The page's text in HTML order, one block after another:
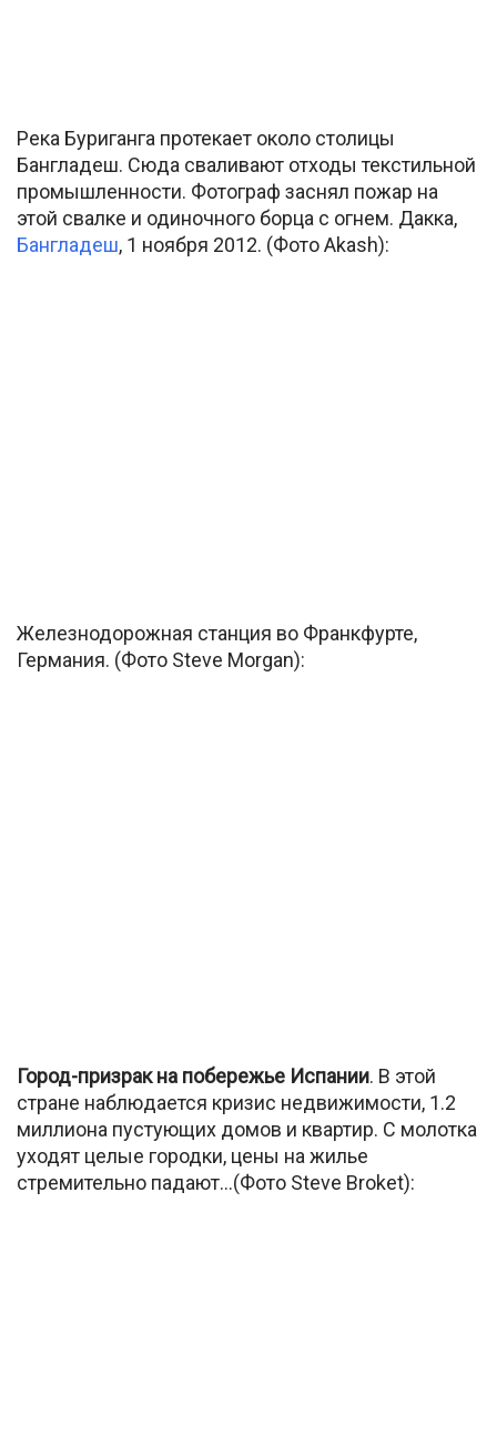
Река Буриганга протекает около столицы
Бангладеш. Сюда сваливают отходы текстильной
промышленности. Фотограф заснял пожар на
этой свалке и одиночного борца с огнем. Дакка,
Бангладеш, 1 ноября 2012. (Фото Akash):
Железнодорожная станция во Франкфурте,
Германия. (Фото Steve Morgan):
Город-призрак на побережье Испании. В этой
стране наблюдается кризис недвижимости, 1.2
миллиона пустующих домов и квартир. С молотка
уходят целые городки, цены на жилье
стремительно падают…(Фото Steve Broket):